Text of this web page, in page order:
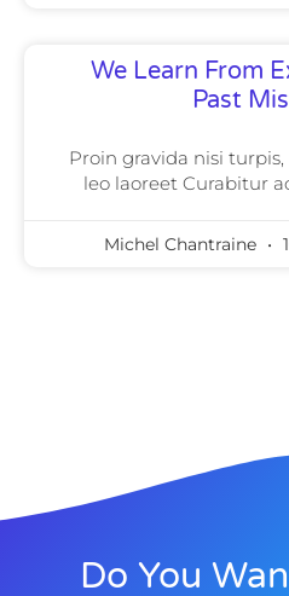
We Learn From
Past
Proin gravida nisi
leo laoreet Curabitur
Michel Chantraine
Do You